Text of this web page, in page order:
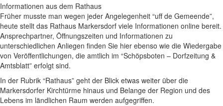
Informationen aus dem Rathaus
Früher musste man wegen jeder Angelegenheit “uff de Gemeende”,
heute stellt das Rathaus Markersdorf viele Informationen online bereit.
Ansprechpartner, Öffnungszeiten und Informationen zu
unterschiedlichen Anliegen finden Sie hier ebenso wie die Wiedergabe
von Veröffentlichungen, die amtlich im “Schöpsboten – Dorfzeitung &
Amtsblatt” erfolgt sind.
In der Rubrik “Rathaus” geht der Blick etwas weiter über die
Markersdorfer Kirchtürme hinaus und Belange der Region und des
Lebens im ländlichen Raum werden aufgegriffen.